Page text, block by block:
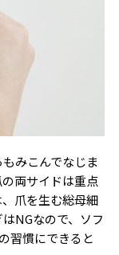
みこんでなじま
両サイドは重点
爪を生む総母細
NGなので、ソフ
習慣にできると